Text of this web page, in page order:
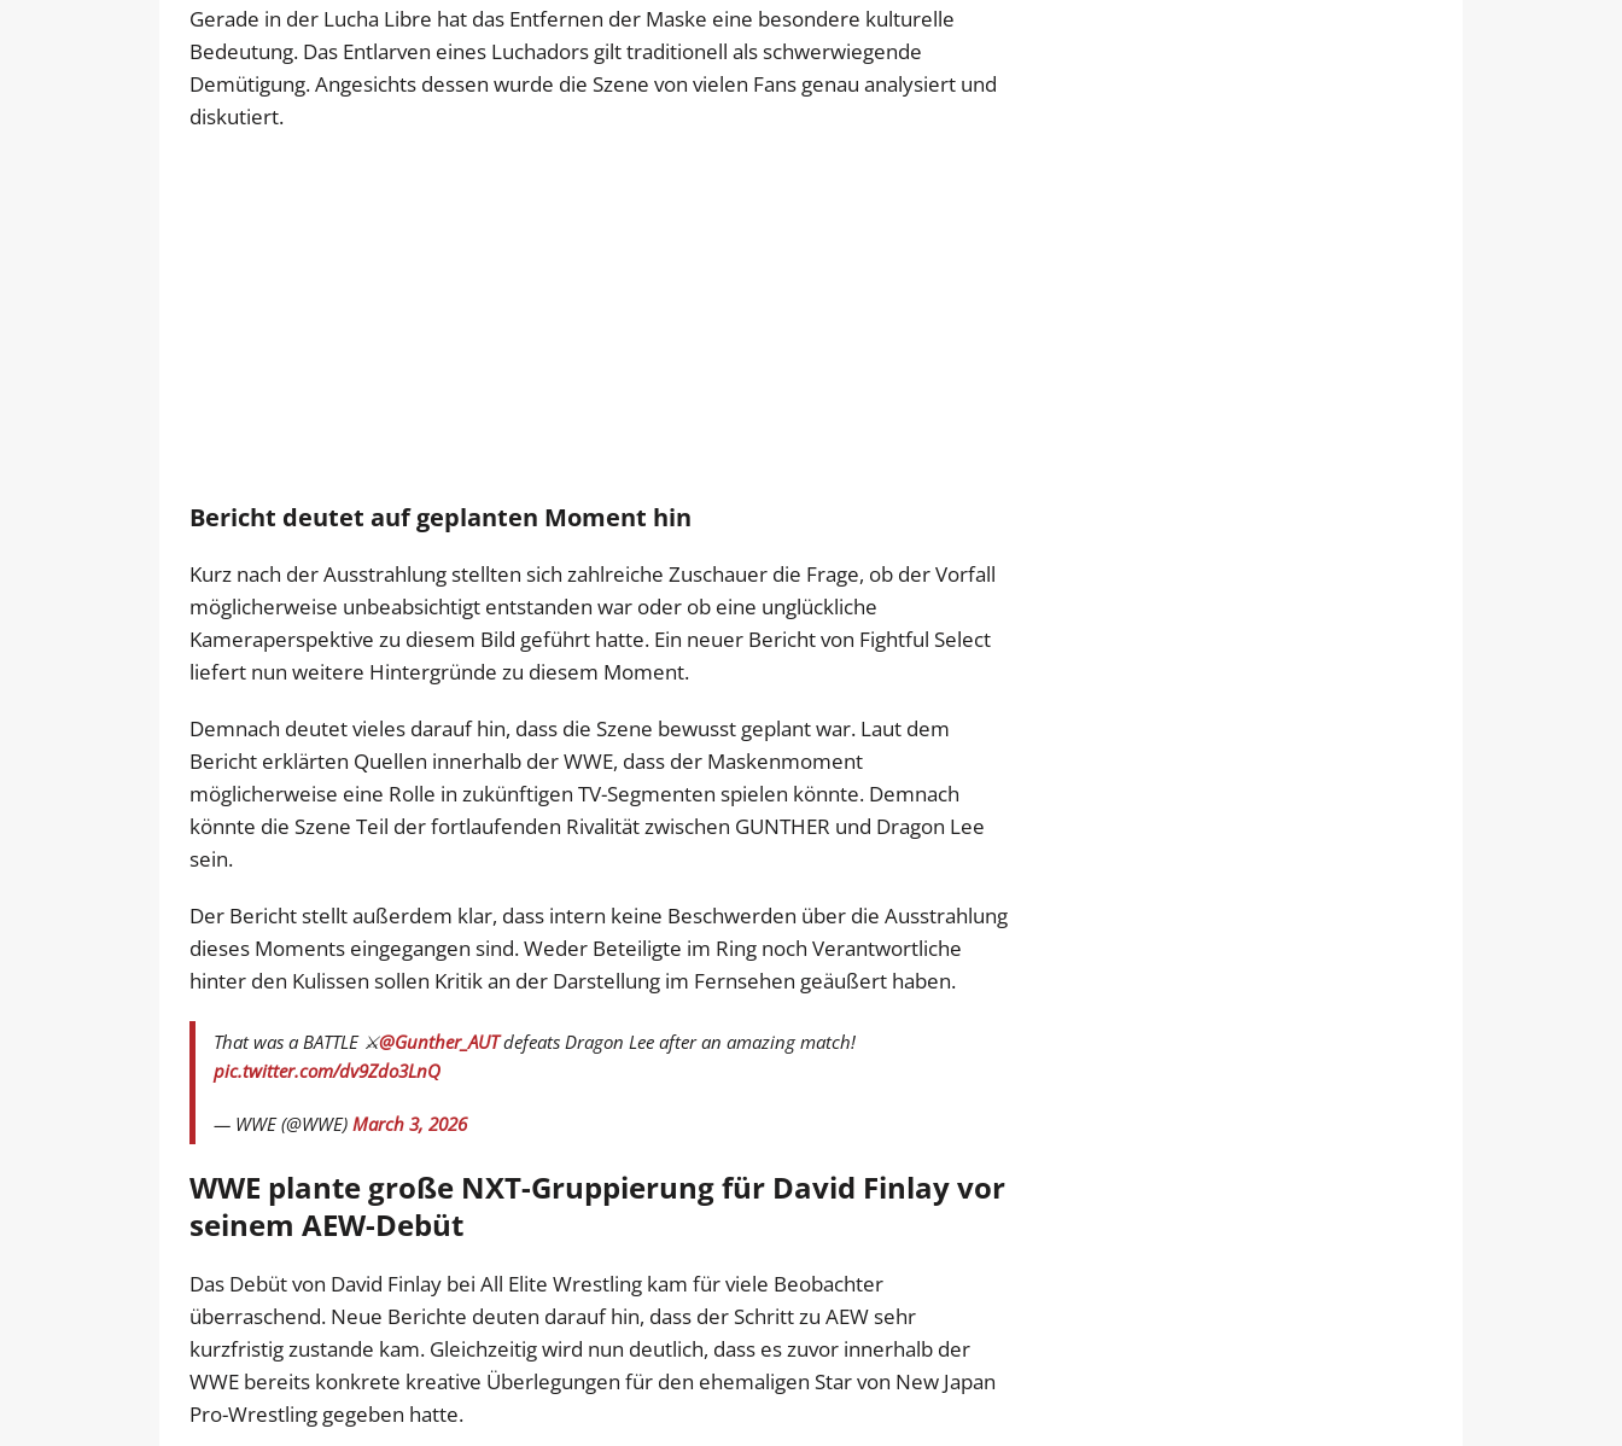
Gerade in der Lucha Libre hat das Entfernen der Maske eine besondere kulturelle
Bedeutung. Das Entlarven eines Luchadors gilt traditionell als schwerwiegende
Demütigung. Angesichts dessen wurde die Szene von vielen Fans genau analysiert und
diskutiert.
Bericht deutet auf geplanten Moment hin
Kurz nach der Ausstrahlung stellten sich zahlreiche Zuschauer die Frage, ob der Vorfall
möglicherweise unbeabsichtigt entstanden war oder ob eine unglückliche
Kameraperspektive zu diesem Bild geführt hatte. Ein neuer Bericht von Fightful Select
liefert nun weitere Hintergründe zu diesem Moment.
Demnach deutet vieles darauf hin, dass die Szene bewusst geplant war. Laut dem
Bericht erklärten Quellen innerhalb der WWE, dass der Maskenmoment
möglicherweise eine Rolle in zukünftigen TV-Segmenten spielen könnte. Demnach
könnte die Szene Teil der fortlaufenden Rivalität zwischen GUNTHER und Dragon Lee
sein.
Der Bericht stellt außerdem klar, dass intern keine Beschwerden über die Ausstrahlung
dieses Moments eingegangen sind. Weder Beteiligte im Ring noch Verantwortliche
hinter den Kulissen sollen Kritik an der Darstellung im Fernsehen geäußert haben.
That was a BATTLE ⚔️@Gunther_AUTdefeats Dragon Lee after an amazing match!
pic.twitter.com/dv9Zdo3LnQ
— WWE (@WWE) March 3, 2026
WWE plante große NXT-Gruppierung für David Finlay vor
seinem AEW-Debüt
Das Debüt von David Finlay bei All Elite Wrestling kam für viele Beobachter
überraschend. Neue Berichte deuten darauf hin, dass der Schritt zu AEW sehr
kurzfristig zustande kam. Gleichzeitig wird nun deutlich, dass es zuvor innerhalb der
WWE bereits konkrete kreative Überlegungen für den ehemaligen Star von New Japan
Pro-Wrestling gegeben hatte.